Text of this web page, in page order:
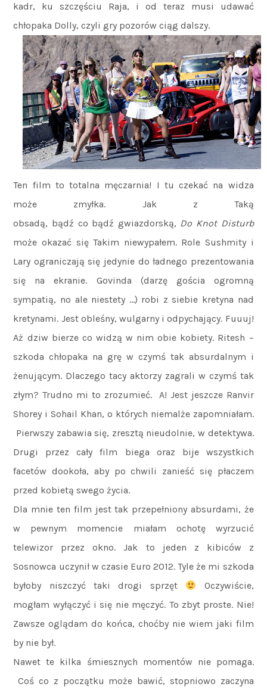
kadr, ku szczęściu Raja, i od teraz musi udawać
chłopaka Dolly, czyli gry pozorów ciąg dalszy.
Ten film to totalna męczarnia! I tu czekać na widza
może zmyłka. Jak z Taką
obsadą, bądź co bądź gwiazdorską, Do Knot Disturb
może okazać się Takim niewypałem. Role Sushmity i
Lary ograniczają się jedynie do ładnego prezentowania
się na ekranie. Govinda (darzę gościa ogromną
sympatią, no ale niestety …) robi z siebie kretyna nad
kretynami. Jest obleśny, wulgarny i odpychający. Fuuuj!
Aż dziw bierze co widzą w nim obie kobiety. Ritesh –
szkoda chłopaka na grę w czymś tak absurdalnym i
żenującym. Dlaczego tacy aktorzy zagrali w czymś tak
złym? Trudno mi to zrozumieć. A! Jest jeszcze Ranvir
Shorey i Sohail Khan, o których niemalże zapomniałam.
Pierwszy zabawia się, zresztą nieudolnie, w detektywa.
Drugi przez cały film biega oraz bije wszystkich
facetów dookoła, aby po chwili zanieść się płaczem
przed kobietą swego życia.
Dla mnie ten film jest tak przepełniony absurdami, że
w pewnym momencie miałam ochotę wyrzucić
telewizor przez okno. Jak to jeden z kibiców z
Sosnowca uczynił w czasie Euro 2012. Tyle że mi szkoda
byłoby niszczyć taki drogi sprzęt
Oczywiście,
mogłam wyłączyć i się nie męczyć. To zbyt proste. Nie!
Zawsze oglądam do końca, choćby nie wiem jaki film
by nie był.
Nawet te kilka śmiesznych momentów nie pomaga.
Coś co z początku może bawić, stopniowo zaczyna